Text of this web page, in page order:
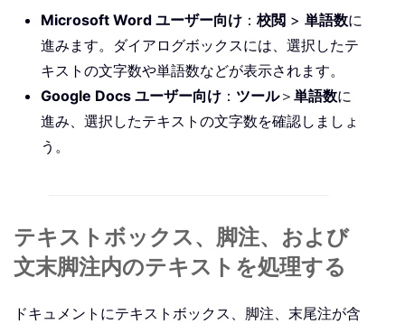
Microsoft Word ユーザー向け ： 校閲 > 単語数に
進みます。ダイアログボックスには、選択したテ
キストの文字数や単語数などが表示されます。
Google Docs ユーザー向け ： ツール＞ 単語数に
進み、選択したテキストの文字数を確認しましょ
う。
テキストボックス、脚注、および
文末脚注内のテキストを処理する
ドキュメントにテキストボックス、脚注、末尾注が含